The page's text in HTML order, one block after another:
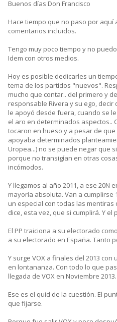
Buenos días Don Francisco
Hace tiempo que no paso por aquí
comentarios incluidos.
Tengo muy poco tiempo y no
Idem con otros medios.
Hoy es posible dedicarles un
tema de los partidos "nuevos".
mucho que contar.. del primero y
responsable Rivera y su ego,
le apoyó desde fuera, cuando se
el aro en determinados aspectos..
tocaron en hueso y a pesar de
apoyaba determinados
Uropea...) no se puede negar que
porque no transigían en otras
incómodos.
Y llegamos al año 2011, a ese 20N
mayoría absoluta. Van a cumplirse
un especial con todas las
dice, esta vez, que si cumplirá. Y el
El PP traiciona a su electorado
a su electorado en España. Tanto
Y surge VOX a finales del 2013
en lontananza. Con todo lo que
llegada de VOX en Noviembre 2013.
Ese es el quid de la cuestión. El
que fijarse.